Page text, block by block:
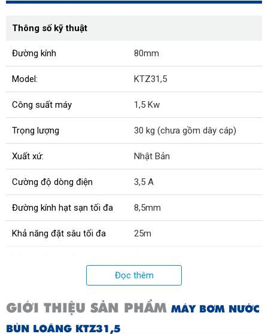
Thông số kỹ thuật
Đường kính 80mm
Model: KTZ31,5
Công suất máy 1,5 Kw
Trọng lượng 30 kg (chưa gồm dây cáp)
Xuất xứ: Nhật Bản
Cường độ dòng điện 3,5 A
Đường kính hạt sạn tối đa 8,5mm
Khả năng đặt sâu tối đa 25m
Lưu lượng đầu bơm max 670 lít/phút
Chiều cao bơm max 14,4 m
Đọc thêm
GIỚI THIỆU SẢN PHẨM MÁY BƠM NƯỚC
BÙN LOÃNG KTZ31,5